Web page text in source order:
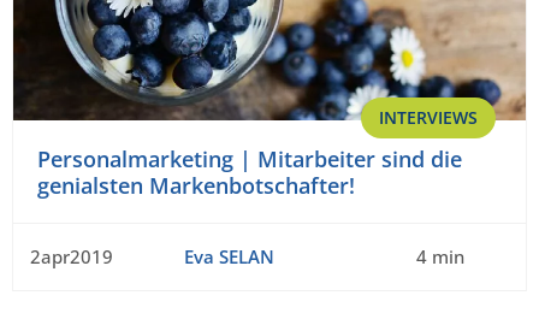
INTERVIEWS
Personalmarketing | Mitarbeiter sind die
genialsten Markenbotschafter!
2apr2019 Eva SELAN 4 min